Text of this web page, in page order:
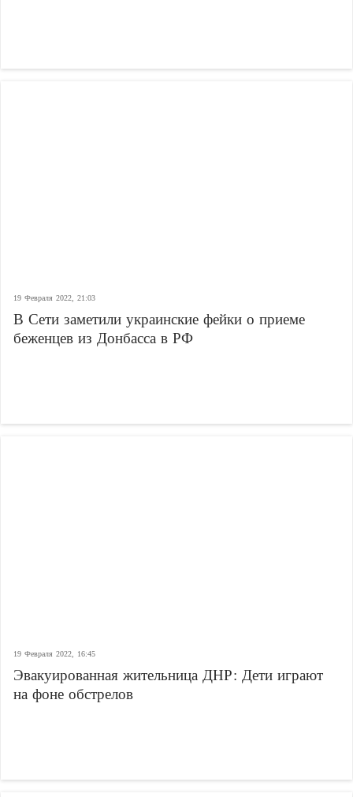
19 Февраля 2022, 21:03
В Сети заметили украинские фейки о приеме
беженцев из Донбасса в РФ
19 Февраля 2022, 16:45
Эвакуированная жительница ДНР: Дети играют
на фоне обстрелов